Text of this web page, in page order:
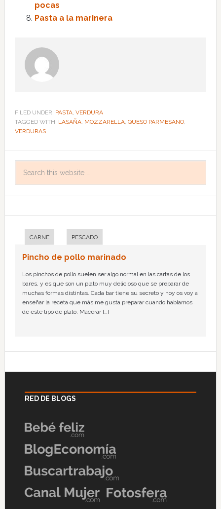
pocas
Pasta a la marinera
FILED UNDER: PASTA, VERDURA
TAGGED WITH: LASAÑA, MOZZARELLA, QUESO PARMESANO,
VERDURAS
CARNE PESCADO
Pincho de pollo marinado
Los pinchos de pollo suelen ser algo normal en las cartas de los
bares, y es que son un plato muy delicioso que se preparar de
muchas formas distintas. Cada bar tiene su secreto y hoy os voy a
enseñar la receta que más me gusta preparar cuando hablamos
de este tipo de plato. Macerar […]
RED DE BLOGS